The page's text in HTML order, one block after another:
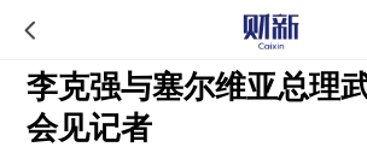
李克强与塞尔维亚总理
会见记者